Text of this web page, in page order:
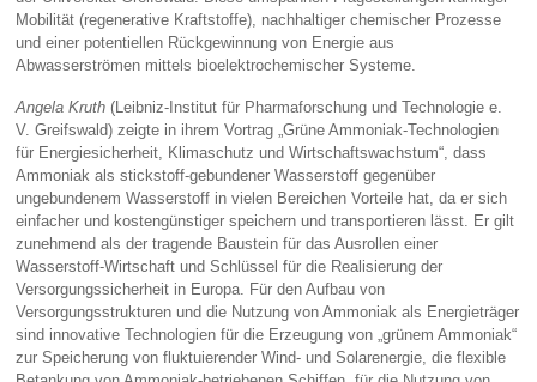
Mobilität (regenerative Kraftstoffe), nachhaltiger chemischer Prozesse
und einer potentiellen Rückgewinnung von Energie aus
Abwasserströmen mittels bioelektrochemischer Systeme.
Angela Kruth (Leibniz-Institut für Pharmaforschung und Technologie e.
V. Greifswald) zeigte in ihrem Vortrag „Grüne Ammoniak-Technologien
für Energiesicherheit, Klimaschutz und Wirtschaftswachstum“, dass
Ammoniak als stickstoff-gebundener Wasserstoff gegenüber
ungebundenem Wasserstoff in vielen Bereichen Vorteile hat, da er sich
einfacher und kostengünstiger speichern und transportieren lässt. Er gilt
zunehmend als der tragende Baustein für das Ausrollen einer
Wasserstoff-Wirtschaft und Schlüssel für die Realisierung der
Versorgungssicherheit in Europa. Für den Aufbau von
Versorgungsstrukturen und die Nutzung von Ammoniak als Energieträger
sind innovative Technologien für die Erzeugung von „grünem Ammoniak“
zur Speicherung von fluktuierender Wind- und Solarenergie, die flexible